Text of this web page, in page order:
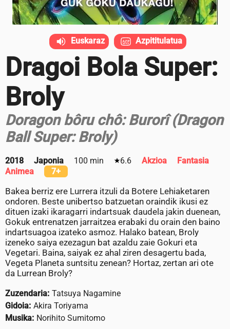
Dragoi Bola Super:
Broly
Doragon bôru chô: Burorî (Dragon
Ball Super: Broly)
2018 Japonia 100 min 6.6 Akzioa
Fantasia
Animea
7+
Bakea berriz ere Lurrera itzuli da Botere Lehiaketaren
ondoren. Beste unibertso batzuetan oraindik ikusi ez
dituen izaki ikaragarri indartsuak daudela jakin duenean,
Gokuk entrenatzen jarraitzea erabaki du orain den baino
indartsuagoa izateko asmoz. Halako batean, Broly
izeneko saiya ezezagun bat azaldu zaie Gokuri eta
Vegetari. Baina, saiyak ez ahal ziren desagertu bada,
Vegeta Planeta suntsitu zenean? Hortaz, zertan ari ote
da Lurrean Broly?
Zuzendaria: Tatsuya Nagamine
Gidoia: Akira Toriyama
Musika: Norihito Sumitomo
Euskaraz Azpititulatua